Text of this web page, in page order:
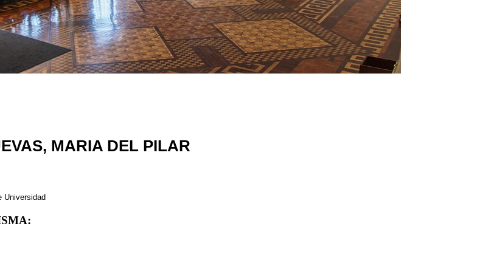
MARIA DEL PILAR
Universidad